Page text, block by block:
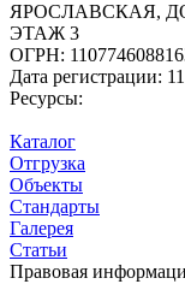
ЯРОСЛАВСКАЯ,
ЭТАЖ 3
ОГРН:
Дата регистрации:
Ресурсы:
Каталог
Отгрузка
Объекты
Стандарты
Галерея
Статьи
Правовая